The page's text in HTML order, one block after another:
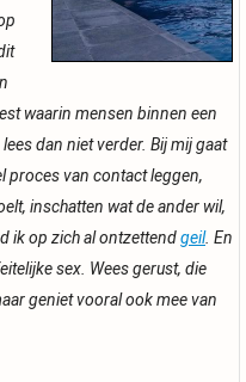
waarin mensen binnen een
dan niet verder. Bij mij gaat
proces van contact leggen,
inschatten wat de ander wil,
ik op zich al ontzettendgeil. En
sex. Wees gerust, die
geniet vooral ook mee van